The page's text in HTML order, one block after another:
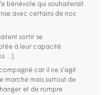
e bénévole qui souhaiterait
avec certains de nos
sortir se
à leur capacité
…).
car il ne s’agit
marche mais surtout de
et de rompre